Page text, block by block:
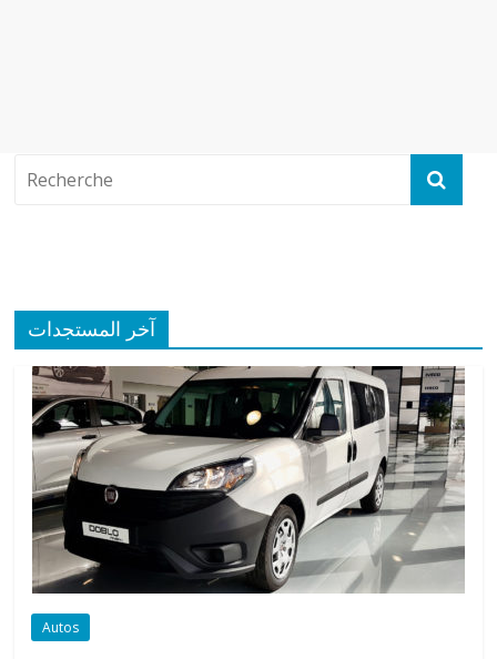
آخر المستجدات
Autos